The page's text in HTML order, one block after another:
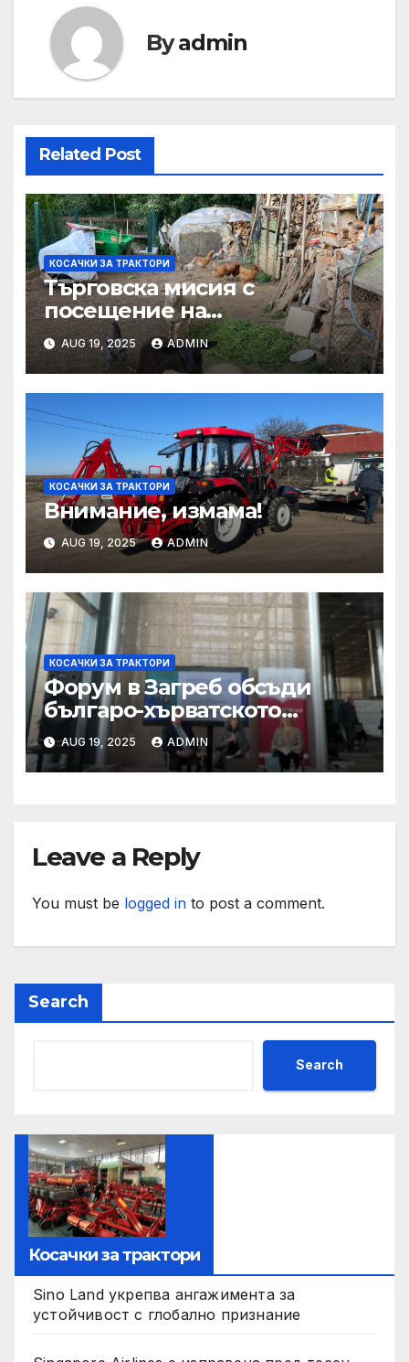
Byadmin
Related Post
КОСАЧКИ ЗА ТРАКТОРИ
Търговска мисия с
посещение на
Mеждународния търговски
панаир CosmeticBusiness
2025
AUG 19, 2025 ADMIN
КОСАЧКИ ЗА ТРАКТОРИ
Внимание, измама!
AUG 19, 2025 ADMIN
КОСАЧКИ ЗА ТРАКТОРИ
Форум в Загреб обсъди
българо-хърватското
сътрудничество
AUG 19, 2025 ADMIN
Leave a Reply
You must be logged in to post a comment.
Search
Search
Косачки за трактори
Sino Land укрепва ангажимента за
устойчивост с глобално признание